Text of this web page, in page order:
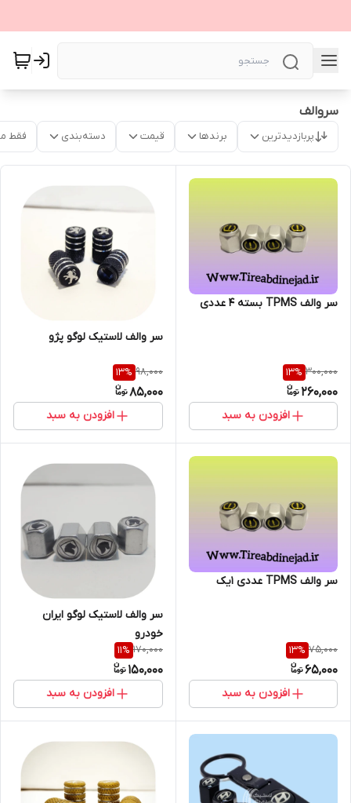
سروالف
پربازدیدترین برندها قیمت دسته‌بندی فقط
سر والف TPMS بسته 4 عددی
300,000
13%
260,000
افزودن به سبد
سر والف لاستیک لوگو پژو
98,000
13%
85,000
افزودن به سبد
سر والف TPMS عددی 1یک
75,000
13%
65,000
افزودن به سبد
سر والف لاستیک لوگو ایران
خودرو
170,000
11%
150,000
افزودن به سبد